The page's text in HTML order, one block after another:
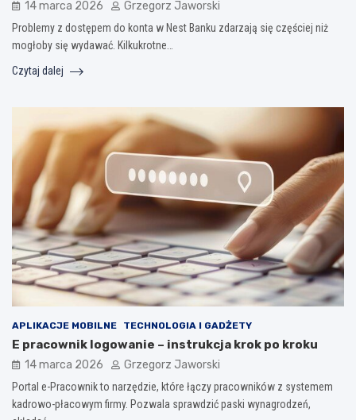
14 marca 2026 Grzegorz Jaworski
Problemy z dostępem do konta w Nest Banku zdarzają się częściej niż
mogłoby się wydawać. Kilkukrotne…
Czytaj dalej
APLIKACJE MOBILNE TECHNOLOGIA I GADŻETY
E pracownik logowanie – instrukcja krok po kroku
14 marca 2026 Grzegorz Jaworski
Portal e-Pracownik to narzędzie, które łączy pracowników z systemem
kadrowo-płacowym firmy. Pozwala sprawdzić paski wynagrodzeń,